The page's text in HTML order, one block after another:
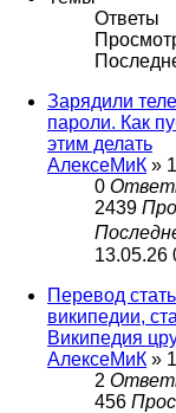
Ответы
Зарядили
пароли. Как
этим делать
АлексеМиК »
0
2439
13.05.26
Перевод
википедии,
Википедия
АлексеМиК »
2
456